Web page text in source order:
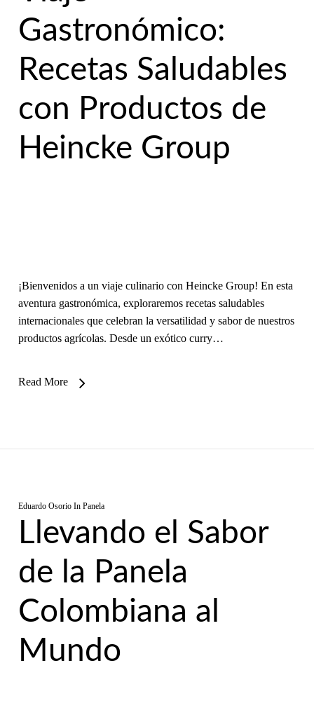
Gastronómico:
Recetas Saludables
con Productos de
Heincke Group
¡Bienvenidos a un viaje culinario con Heincke Group! En esta
aventura gastronómica, exploraremos recetas saludables
internacionales que celebran la versatilidad y sabor de nuestros
productos agrícolas. Desde un exótico curry…
Read More
Eduardo Osorio In Panela
Llevando el Sabor
de la Panela
Colombiana al
Mundo